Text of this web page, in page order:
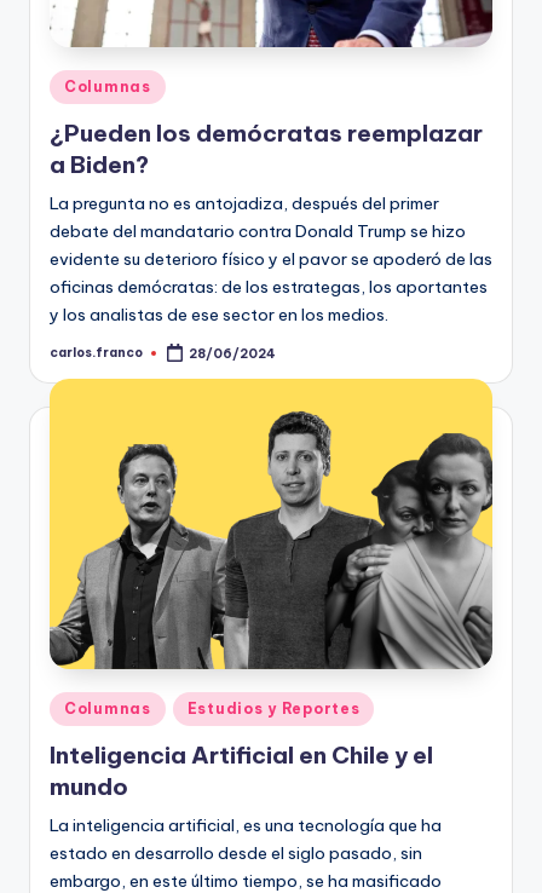
t
o
y
F
a
c
t
-
C
g
Publicado
en
Columnas
¿Pueden los demócratas reemplazar
a Biden?
La pregunta no es antojadiza, después del primer
debate del mandatario contra Donald Trump se hizo
evidente su deterioro físico y el pavor se apoderó de las
oficinas demócratas: de los estrategas, los aportantes
y los analistas de ese sector en los medios.
Publicado
carlos.franco 28/06/2024
Publicado
en
Columnas Estudios y Reportes
Inteligencia Artificial en Chile y el
mundo
La inteligencia artificial, es una tecnología que ha
estado en desarrollo desde el siglo pasado, sin
embargo, en este último tiempo, se ha masificado